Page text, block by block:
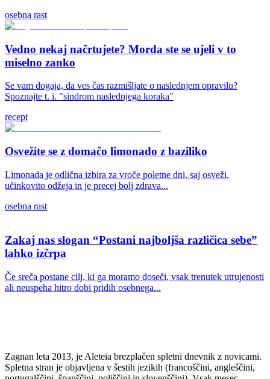
osebna rast
Vedno nekaj načrtujete? Morda ste se ujeli v to
miselno zanko
Se vam dogaja, da ves čas razmišljate o naslednjem opravilu?
Spoznajte t. i. "sindrom naslednjega koraka"
recept
Osvežite se z domačo limonado z baziliko
Limonada je odlična izbira za vroče poletne dni, saj osveži,
učinkovito odžeja in je precej bolj zdrava...
osebna rast
Zakaj nas slogan “Postani najboljša različica sebe”
lahko izčrpa
Če sreča postane cilj, ki ga moramo doseči, vsak trenutek utrujenosti
ali neuspeha hitro dobi pridih osebnega...
Zagnan leta 2013, je Aleteia brezplačen spletni dnevnik z novicami.
Spletna stran je objavljena v šestih jezikih (francoščini, angleščini,